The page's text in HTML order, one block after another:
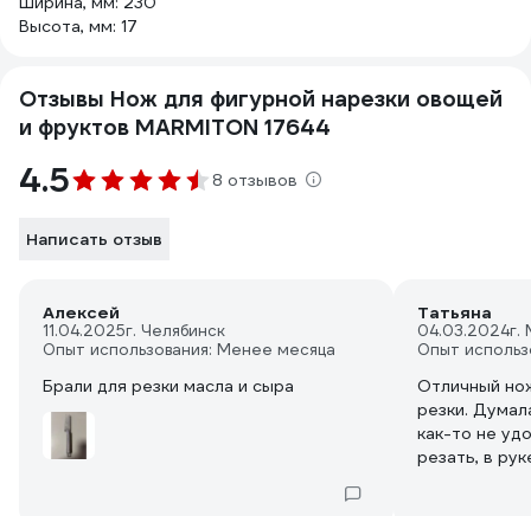
Высота, мм: 17
Отзывы Нож для фигурной нарезки овощей
и фруктов MARMITON 17644
4.5 8 отзывов
Написать отзыв
Алексей
11.04.2025г. Челябинск
Опыт использования: Менее месяца
Брали для резки масла и сыра
Татьяна
04.03.2024г.
Опыт
Отличный
резки.
как-то не
резать, в